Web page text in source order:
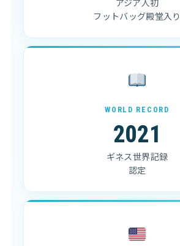
アジア人初
フットバッグ殿堂入り
WORLD RECORD
2021
ギネス世界記録
認定